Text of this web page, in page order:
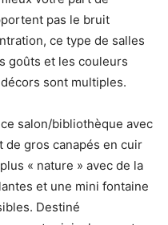
pas le bruit
ce type de salles
goûts et les couleurs
sont multiples.
salon/bibliothèque avec
de gros canapés en cuir
« nature » avec de la
et une mini fontaine
Destiné